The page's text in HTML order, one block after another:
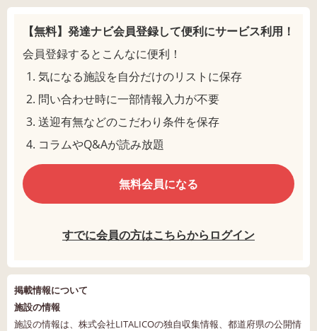
【無料】発達ナビ会員登録して便利にサービス利用！
会員登録するとこんなに便利！
気になる施設を自分だけのリストに保存
問い合わせ時に一部情報入力が不要
送迎有無などのこだわり条件を保存
コラムやQ&Aが読み放題
無料会員になる
すでに会員の方はこちらからログイン
掲載情報について
施設の情報
施設の情報は、株式会社LITALICOの独自収集情報、都道府県の公開情